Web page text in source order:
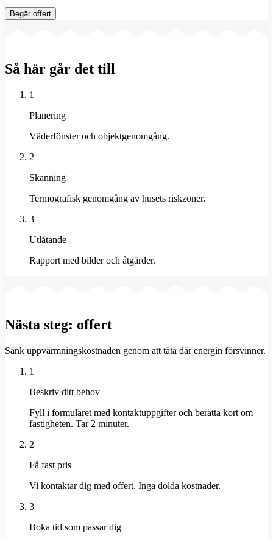
Begär offert
Så här går det till
1
Planering
Väderfönster och objektgenomgång.
2
Skanning
Termografisk genomgång av husets riskzoner.
3
Utlåtande
Rapport med bilder och åtgärder.
Nästa steg: offert
Sänk uppvärmningskostnaden genom att täta där energin försvinner.
1
Beskriv ditt behov
Fyll i formuläret med kontaktuppgifter och berätta kort om
fastigheten. Tar 2 minuter.
2
Få fast pris
Vi kontaktar dig med offert. Inga dolda kostnader.
3
Boka tid som passar dig